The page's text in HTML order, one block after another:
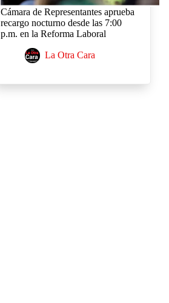
Cámara de Representantes aprueba
recargo nocturno desde las 7:00
p.m. en la Reforma Laboral
La Otra Cara